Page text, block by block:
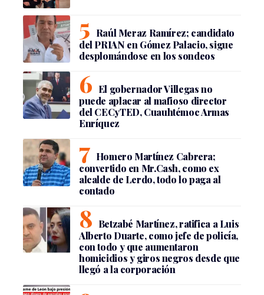
Raúl Meraz Ramírez; candidato
del PRIAN en Gómez Palacio, sigue
desplomándose en los sondeos
El gobernador Villegas no
puede aplacar al mafioso director
del CECyTED, Cuauhtémoc Armas
Enríquez
Homero Martínez Cabrera;
convertido en Mr.Cash, como ex
alcalde de Lerdo, todo lo paga al
contado
Betzabé Martínez, ratifica a Luis
Alberto Duarte, como jefe de policía,
con todo y que aumentaron
homicidios y giros negros desde que
llegó a la corporación